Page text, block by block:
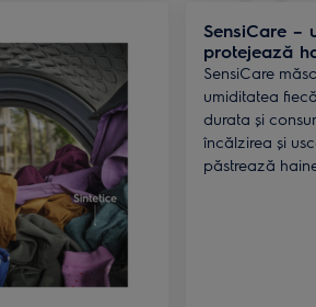
cazul unui uscător cu pompă de căldură
unui uscător cu condensare
SensiCare –
protejează
SensiCare
umiditatea
durata și
încălzirea și
păstrează